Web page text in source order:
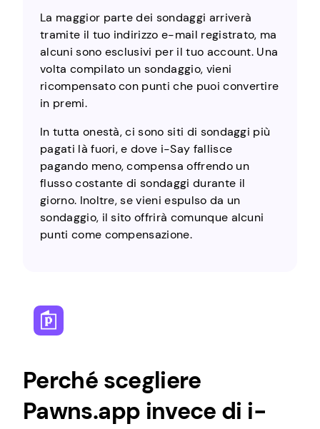
La maggior parte dei sondaggi arriverà
tramite il tuo indirizzo e-mail registrato, ma
alcuni sono esclusivi per il tuo account. Una
volta compilato un sondaggio, vieni
ricompensato con punti che puoi convertire
in premi.
In tutta onestà, ci sono siti di sondaggi più
pagati là fuori, e dove i-Say fallisce
pagando meno, compensa offrendo un
flusso costante di sondaggi durante il
giorno. Inoltre, se vieni espulso da un
sondaggio, il sito offrirà comunque alcuni
punti come compensazione.
Perché scegliere
Pawns.app invece di i-